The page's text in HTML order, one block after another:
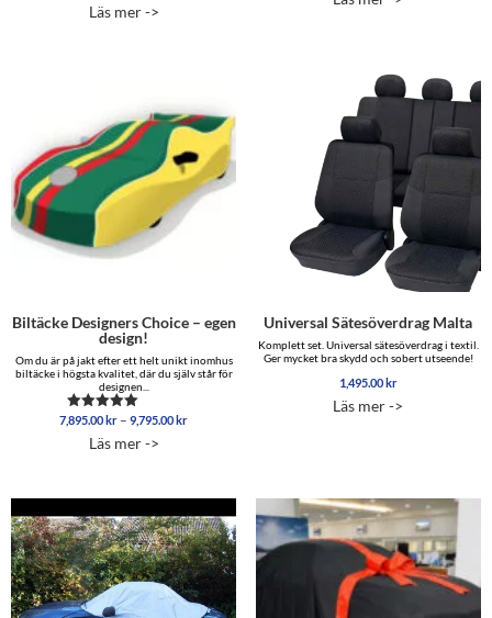
av 5
Läs mer ->
Biltäcke Designers Choice – egen
design!
Om du är på jakt efter ett helt unikt inomhus
biltäcke i högsta kvalitet, där du själv står för
designen...
Betygsatt
av 5
7,895.00kr – 9,795.00krPrisintervall:
Läs mer ->
Universal Sätesöverdrag Malta
Komplett set. Universal sätesöverdrag i textil.
Ger mycket bra skydd och sobert utseende!
1,495.00 kr
Läs mer ->